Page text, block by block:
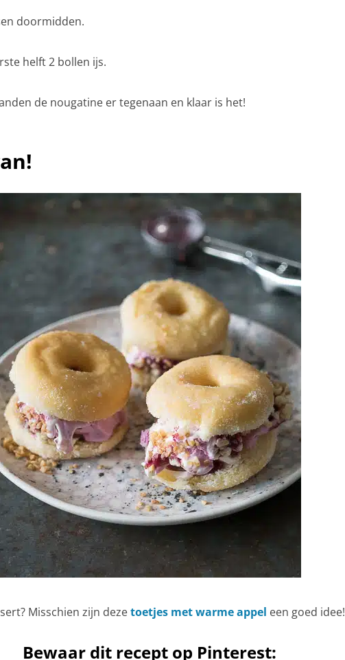
doormidden.
helft 2 bollen ijs.
de nougatine er tegenaan en klaar is het!
Misschien zijn dezetoetjes met warme appel een goed idee!
Bewaar dit recept op Pinterest: